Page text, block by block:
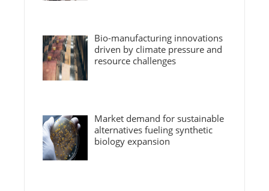
Bio-manufacturing innovations
driven by climate pressure and
resource challenges
Market demand for sustainable
alternatives fueling synthetic
biology expansion